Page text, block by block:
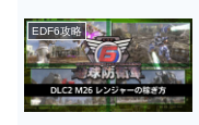
EDF6攻略